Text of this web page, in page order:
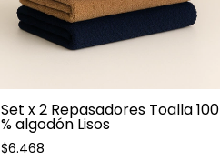
Set x 2 Repasadores Toalla 100
% algodón Lisos
$6.468